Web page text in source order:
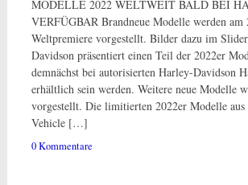
MODELLE 2022 WELTWEIT BALD BEI
VERFÜGBAR Brandneue Modelle werden am
Weltpremiere vorgestellt. Bilder dazu im
Davidson präsentiert einen Teil der 2022er
demnächst bei autorisierten Harley-Davidson
erhältlich sein werden. Weitere neue Modelle
vorgestellt. Die limitierten 2022er Modelle aus
Vehicle […]
0 Kommentare